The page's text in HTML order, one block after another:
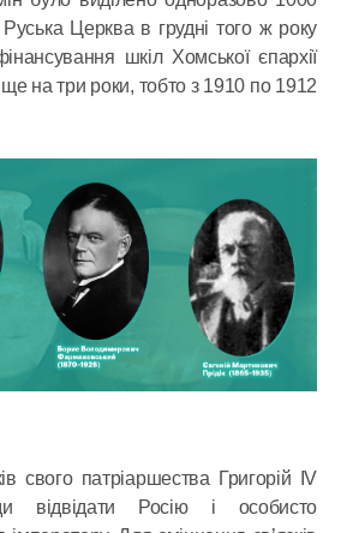
Церква в грудні того ж року
шкіл Хомської єпархії
ще на три роки, тобто з 1910 по 1912
свого патріаршества Григорій IV
відвідати Росію і особисто